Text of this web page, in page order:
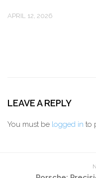
APRIL 12, 2026
LEAVE A REPLY
You must be logged in to